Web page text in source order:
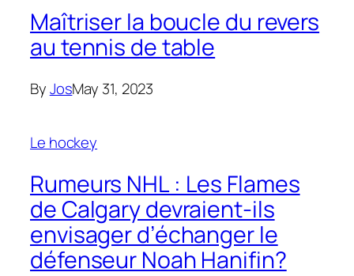
Maîtriser la boucle du revers
au tennis de table
ByJosMay 31, 2023
Le hockey
Rumeurs NHL : Les Flames
de Calgary devraient-ils
envisager d’échanger le
défenseur Noah Hanifin?